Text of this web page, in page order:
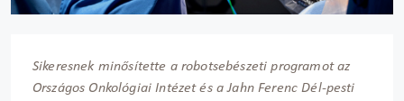
Sikeresnek minősítette a robotsebészeti programot az
Országos Onkológiai Intézet és a Jahn Ferenc Dél-pesti